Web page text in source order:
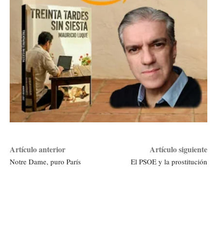
Artículo anterior
Notre Dame, puro París
Artículo siguiente
El PSOE y la prostitución